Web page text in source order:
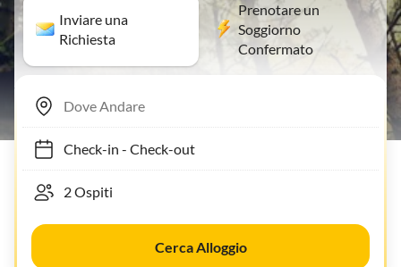
Inviare una
Richiesta
Prenotare un
Soggiorno
Confermato
Check-in- Check-out
Cerca Alloggio